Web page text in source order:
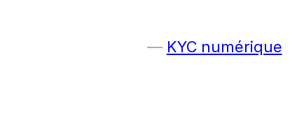
KYC numérique